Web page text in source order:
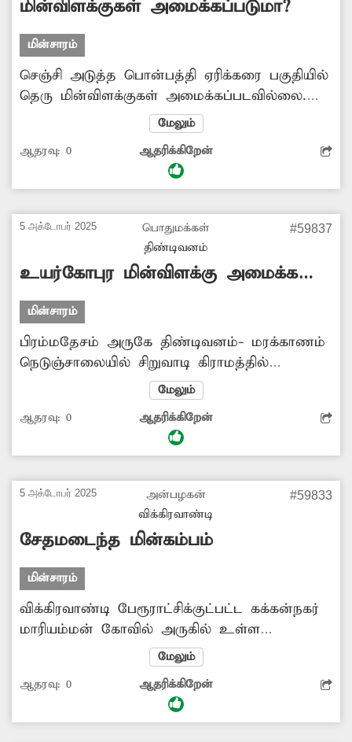
மின்விளக்குகள் அமைக்கப்படுமா?
மின்சாரம்
செஞ்சி அடுத்த பொன்பத்தி ஏரிக்கரை பகுதியில்
தெரு மின்விளக்குகள் அமைக்கப்படவில்லை.
இதனால் இரவு நேரங்களில் அப்பகுதி இருள்
சூழ்ந்து காணப்படுவதால் திருட்டு, வழிப்பறி
போன்ற குற்ற சம்பவங்கள் நடைபெறும்
அபாயம் உள்ளது. மேலும் எதிர்வரும்
ஓட்டிகள் விபத்தில் சிக்கும் நிலையும் உள்ளது.
எனவே மின்வாரியத்துறை அதிகாரிகள் விரைந்து
அப்பகுதியில் தெரு மின்விளக்குகள்
அமைத்துத்தர நடவடிக்கை எடுக்க வேண்டும்
என்று வாகன ஓட்டிகள் கோரிக்கை
விடுத்துள்ளனர்.
மேலும்
ஆதரவு: 0 ஆதரிக்கிறேன்
5 அக்டோபர் 2025
பொதுமக்கள்
திண்டிவனம்
#59837
உயர்கோபுர மின்விளக்கு அமைக்க
வேண்டும்
மின்சாரம்
பிரம்மதேசம் அருகே திண்டிவனம்- மரக்காணம்
நெடுஞ்சாலையில் சிறுவாடி கிராமத்தில்
மின்விளக்கு வசதி இல்லை. இதனால் இரவு
நேரங்களில் அப்பகுதியில் திருட்டு, வழிப்பறி
உள்ளிட்ட குற்ற சம்பவங்கள் நடைபெறும்
சூழ்நிலை உள்ளது. மேலும் விபத்து ஏற்படும்
உயர்கோபுர மின்விளக்கு அமைக்க வேண்டும்
என பொதுமக்கள் கோரிக்கை விடுத்துள்ளனர்.
மேலும்
ஆதரவு: 0 ஆதரிக்கிறேன்
5 அக்டோபர் 2025
அன்பழகன்
விக்கிரவாண்டி
#59833
சேதமடைந்த மின்கம்பம்
மின்சாரம்
விக்கிரவாண்டி பேரூராட்சிக்குட்பட்ட கக்கன்நகர்
மாரியம்மன் கோவில் அருகில் உள்ள
உயரழுத்த மின்கம்பிகளை தாங்கி நிற்கும் 2
கம்பங்கள் சேதமடைந்து காணப்படுகிறது.
தற்போது அந்த மின்கம்பங்கள் எப்போது
வேண்டுமானாலும் உடைந்து விழும் அபாய
மேலும்
ஆதரவு: 0 ஆதரிக்கிறேன்